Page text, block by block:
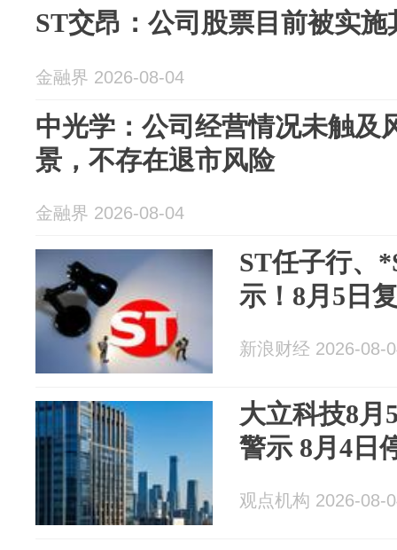
ST交昂：公司股票目前被实施
金融界 2026-08-04
中光学：公司经营情况未触及
景，不存在退市风险
金融界 2026-08-04
ST任子行、
示！8月5日
新浪财经 2026-08-
大立科技8月
警示 8月4日
观点机构 2026-08-